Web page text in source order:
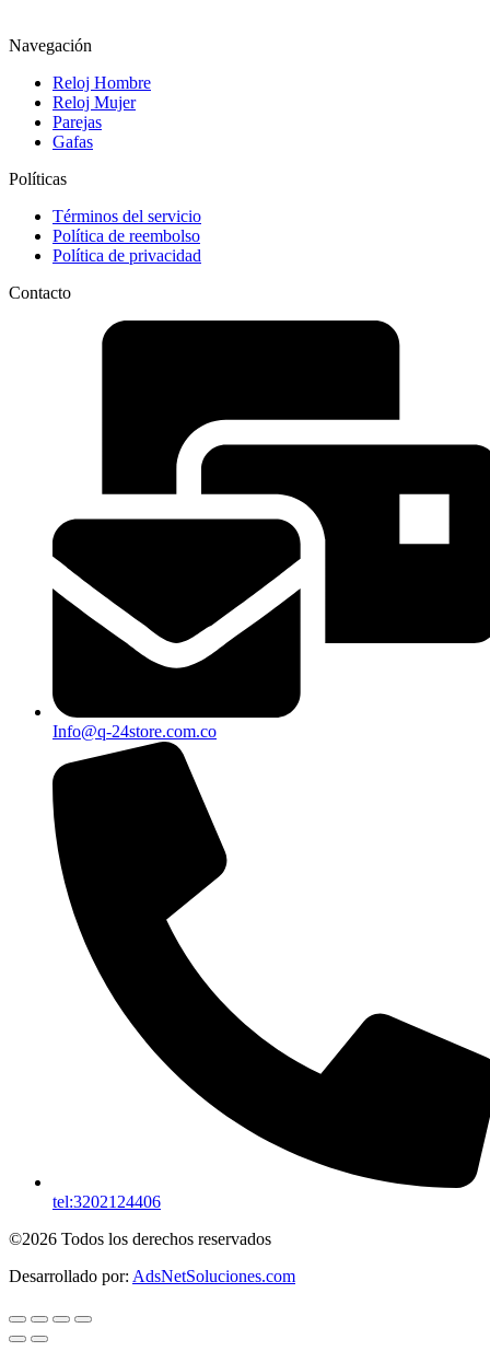
Navegación
Reloj Hombre
Reloj Mujer
Parejas
Gafas
Políticas
Términos del servicio
Política de reembolso
Política de privacidad
Contacto
Info@q-24store.com.co
tel:3202124406
©2026 Todos los derechos reservados
Desarrollado por: AdsNetSoluciones.com